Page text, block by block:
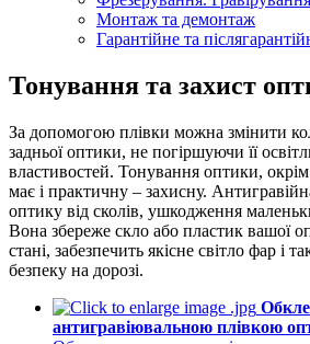
Монтаж та демонтаж
Гарантійне та
Тонування та захист
За допомогою плівки можна змінити
задньої оптики, не погіршуючи її
властивостей. Тонування оптики, окрім
має і практичну – захисну.
оптику від сколів, ушкодження
Вона збереже скло або пластик вашої
стані, забезпечить якісне світло фар і
безпеку на дорозі.
антигравіювальною плівкою